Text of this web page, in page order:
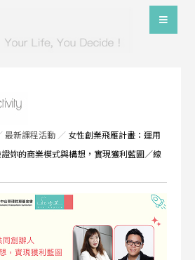
最新課程活動 ／ 女性創業飛雁計畫：運用
妳的商業模式與構想，實現獲利藍圖／線